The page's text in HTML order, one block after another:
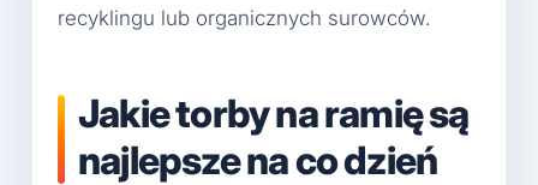
recyklingu lub organicznych surowców.
Jakie torby na ramię są
najlepsze na co dzień